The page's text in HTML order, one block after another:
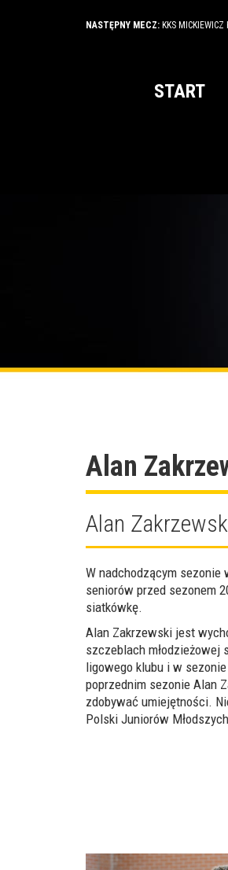
NASTĘPNY MECZ: KKS
START
Alan
Alan
W nadchodzącym sezonie
seniorów przed sezonem
siatkówkę.
Alan Zakrzewski jest
szczeblach młodzieżowej
ligowego klubu i w
poprzednim sezonie Alan
zdobywać umiejętności.
Polski Juniorów